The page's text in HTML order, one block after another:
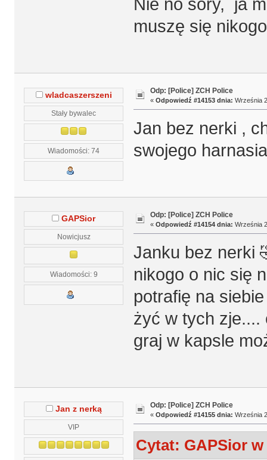
Nie no sory, ja
muszę się
wladcaszerszeni
Stały bywalec
Wiadomości: 74
Odp: [Police] ZCH Police
« Odpowiedź #14153 dnia: Września
Jan bez nerki ,
swojego
GAPSior
Nowicjusz
Wiadomości: 9
Odp: [Police] ZCH Police
« Odpowiedź #14154 dnia: Września
Janku bez nerki
nikogo o nic się
potrafię na
żyć w tych zje....
graj w kapsle
Jan z nerką
VIP
Odp: [Police] ZCH Police
« Odpowiedź #14155 dnia: Września
Cytat: GAPSior w